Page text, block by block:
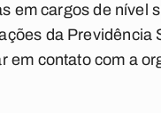
em cargos de nível
da Previdência
em contato com a